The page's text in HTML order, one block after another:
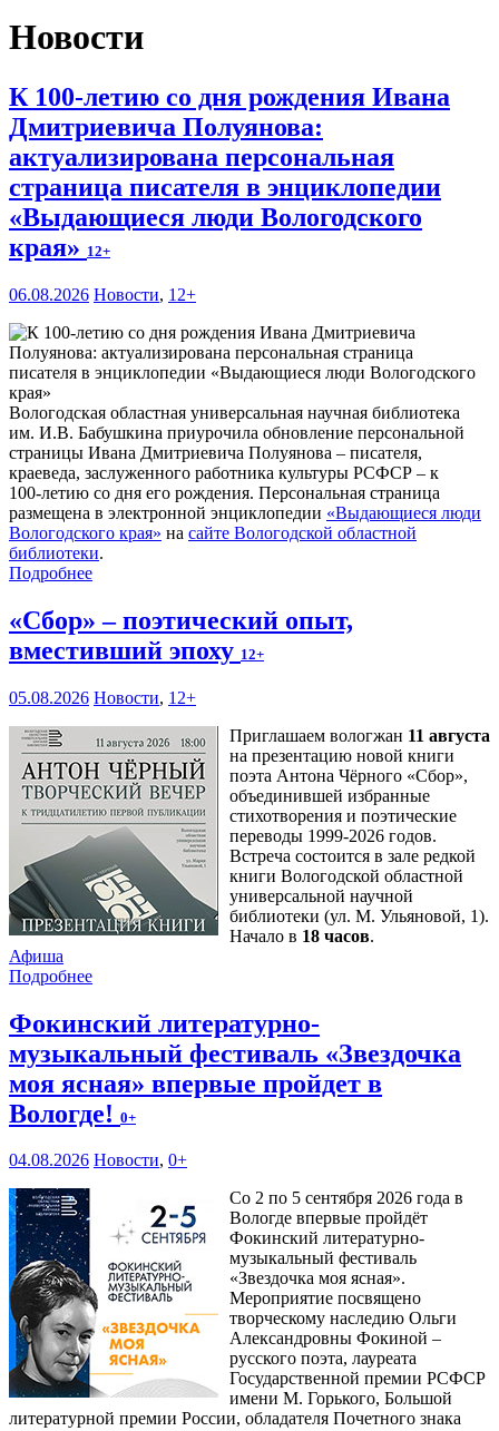
Новости
К 100-летию со дня рождения Ивана
Дмитриевича Полуянова:
актуализирована персональная
страница писателя в энциклопедии
«Выдающиеся люди Вологодского
края» 12+
06.08.2026 Новости, 12+
Вологодская областная универсальная научная библиотека
им. И.В. Бабушкина приурочила обновление персональной
страницы Ивана Дмитриевича Полуянова – писателя,
краеведа, заслуженного работника культуры РСФСР – к
100‑летию со дня его рождения. Персональная страница
размещена в электронной энциклопедии «Выдающиеся люди
Вологодского края» на сайте Вологодской областной
библиотеки.
Подробнее
«Сбор» – поэтический опыт,
вместивший эпоху 12+
05.08.2026 Новости, 12+
Приглашаем вологжан 11 августа
на презентацию новой книги
поэта Антона Чёрного «Сбор»,
объединившей избранные
стихотворения и поэтические
переводы 1999-2026 годов.
Встреча состоится в зале редкой
книги Вологодской областной
универсальной научной
библиотеки (ул. М. Ульяновой, 1).
Начало в 18 часов.
Афиша
Подробнее
Фокинский литературно-
музыкальный фестиваль «Звездочка
моя ясная» впервые пройдет в
Вологде! 0+
04.08.2026 Новости, 0+
Со 2 по 5 сентября 2026 года в
Вологде впервые пройдёт
Фокинский литературно-
музыкальный фестиваль
«Звездочка моя ясная».
Мероприятие посвящено
творческому наследию Ольги
Александровны Фокиной –
русского поэта, лауреата
Государственной премии РСФСР
имени М. Горького, Большой
литературной премии России, обладателя Почетного знака